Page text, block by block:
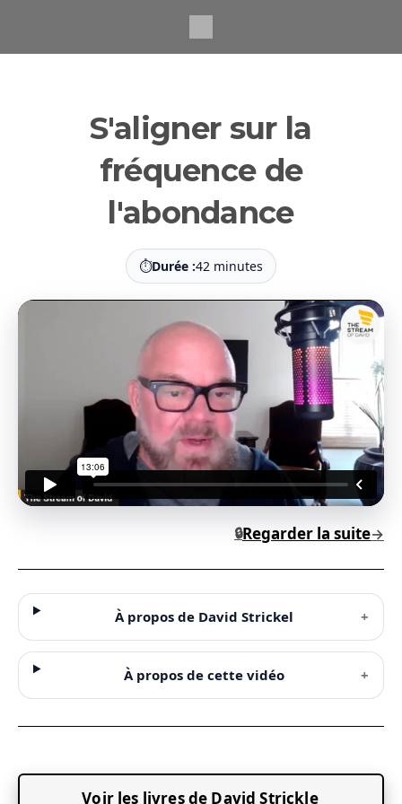
S'aligner sur la
fréquence de
l'abondance
⏱Durée :42 minutes
🔒Regarder la suite→
À propos de David Strickel +
À propos de cette vidéo +
Voir les livres de David Strickle